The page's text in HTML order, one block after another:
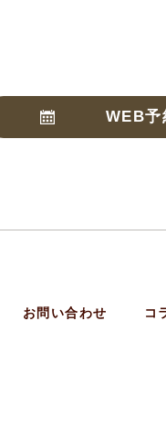
WEB予
お問い合わせ コ